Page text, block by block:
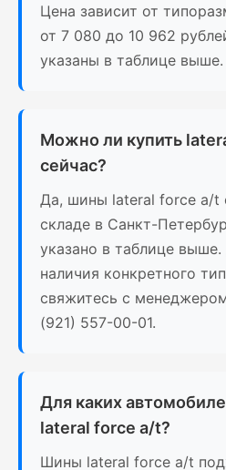
Цена зависит от
от 7 080 до 10 962
указаны в таблице выше.
Можно ли купить
сейчас?
Да, шины lateral force a/t
складе в Санкт-
указано в таблице
наличия конкретного
свяжитесь с
(921) 557-00-01.
Для каких
lateral force a/t?
Шины lateral force a/t